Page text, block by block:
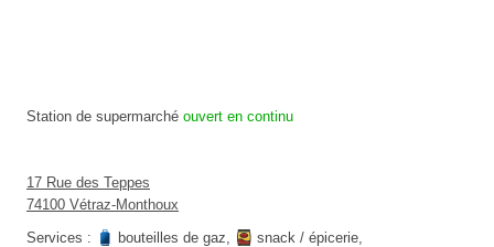
Station de supermarché ouvert en continu
17 Rue des Teppes
74100 Vétraz-Monthoux
Services :
bouteilles de gaz, snack / épicerie,